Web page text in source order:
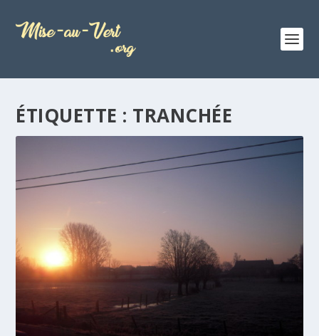
ÉTIQUETTE : TRANCHÉE